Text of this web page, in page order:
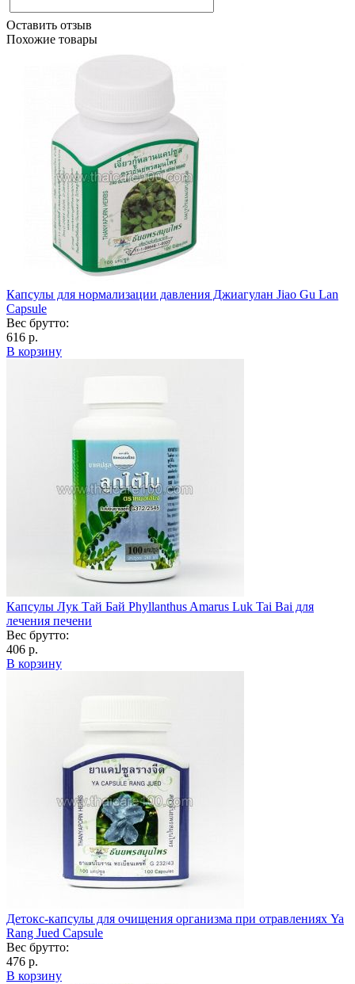
Оставить отзыв
Похожие товары
Капсулы для нормализации давления Джиагулан Jiao Gu Lan
Capsule
Вес брутто:
616 р.
В корзину
Капсулы Лук Тай Бай Phyllanthus Amarus Luk Tai Bai для
лечения печени
Вес брутто:
406 р.
В корзину
Детокс-капсулы для очищения организма при отравлениях Ya
Rang Jued Capsule
Вес брутто:
476 р.
В корзину